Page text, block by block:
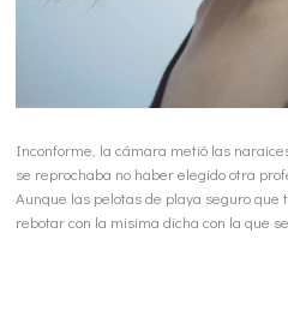
Inconforme, la cámara metió las
se reprochaba no haber elegido otra
Aunque las pelotas de playa seguro que
rebotar con la misima dicha con la que